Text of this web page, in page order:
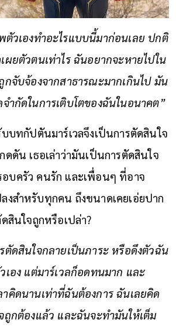
ตัวเองทำอะไรแบบนี้มาก่อนเลย ปกติ
ผยตัวตนเท่าไร ฉันอยากจะหายไปใน
กจับจ้องจากสาธารณะมากเกินไป มัน
จำกัดในการเติบโตของฉันในอนาคต”
บทกัปตันมาร์เวลจึงเป็นการตัดสินใจ
ดดัน เธอเล่าว่ามันเป็นการตัดสินใจ
บครัว คนรัก และเพื่อนๆ ที่อาจ
งสำหรับทุกคน ถึงขนาดเคยเอ่ยปาก
สินใจถูกหรือเปล่า?
ตัดสินใจกลายเป็นภาระ หรือดึงตัวฉัน
เอง แต่มาร์เวลก็อดทนมาก และ
คิดนานเท่าที่ฉันต้องการ ฉันเลยคิด
ถูกต้องแล้ว และฉันจะทำมันให้เต็ม